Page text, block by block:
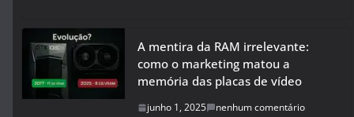
A mentira da RAM irrelevante:
como o marketing matou a
memória das placas de vídeo
junho 1, 2025 nenhum comentário